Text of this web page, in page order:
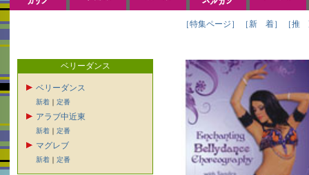
［特集ページ］ ［新 着］ ［推
ベリーダンス
ベリーダンス
新着 ｜ 定番
アラブ中近東
新着 ｜ 定番
マグレブ
新着 ｜ 定番